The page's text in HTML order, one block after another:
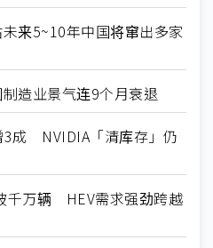
来5~10年中国将窜出多家
造业景气连9个月衰退
3成 NVIDIA「清库存」仍
千万辆 HEV需求强劲跨越